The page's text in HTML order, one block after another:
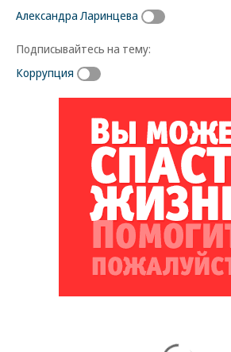
Александра Ларинцева
Подписывайтесь на тему:
Коррупция